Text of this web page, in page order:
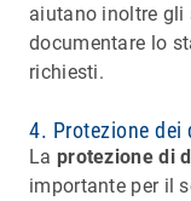
aiutano inoltre gli
documentare lo
richiesti.
4. Protezione dei
La protezione di
importante per il